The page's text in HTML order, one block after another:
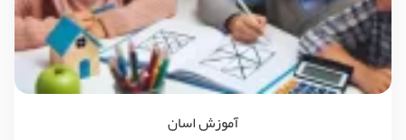
آموزش اسان